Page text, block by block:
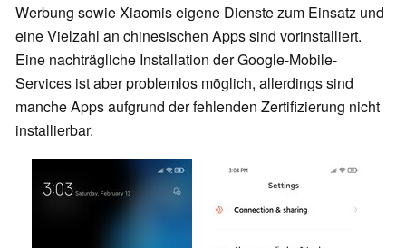
Werbung sowie Xiaomis eigene Dienste zum Einsatz und
eine Vielzahl an chinesischen Apps sind vorinstalliert.
Eine nachträgliche Installation der Google-Mobile-
Services ist aber problemlos möglich, allerdings sind
manche Apps aufgrund der fehlenden Zertifizierung nicht
installierbar.